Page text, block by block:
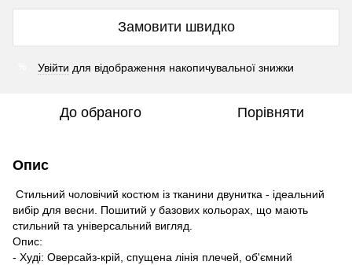
Замовити швидко
Увійти для відображення накопичувальної знижки
До обраного Порівняти
Опис
Стильний чоловічий костюм із тканини двунитка - ідеальний
вибір для весни. Пошитий у базових кольорах, що мають
стильний та універсальний вигляд.
Опис:
- Худі: Оверсайз-крій, спущена лінія плечей, об'ємний